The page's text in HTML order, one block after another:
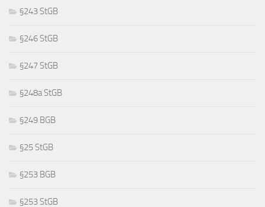
§243 StGB
§246 StGB
§247 StGB
§248a StGB
§249 BGB
§25 StGB
§253 BGB
§253 StGB